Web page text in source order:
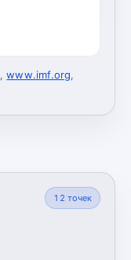
,www.imf.org,
12 точек